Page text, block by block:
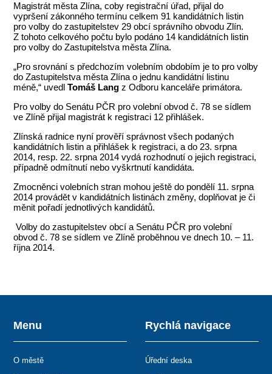
Magistrát města Zlína, coby registrační úřad, přijal do
vypršení zákonného termínu celkem 91 kandidátních listin
pro volby do zastupitelstev 29 obcí správního obvodu Zlín.
Z tohoto celkového počtu bylo podáno 14 kandidátních listin
pro volby do Zastupitelstva města Zlína.
„Pro srovnání s předchozím volebním obdobím je to pro volby
do Zastupitelstva města Zlína o jednu kandidátní listinu
méně,“ uvedlTomáš Lang z Odboru kanceláře primátora.
Pro volby do Senátu PČR pro volební obvod č. 78 se sídlem
ve Zlíně přijal magistrát k registraci 12 přihlášek.
Zlínská radnice nyní prověří správnost všech podaných
kandidátních listin a přihlášek k registraci, a do 23. srpna
2014, resp. 22. srpna 2014 vydá rozhodnutí o jejich registraci,
případně odmítnutí nebo vyškrtnutí kandidáta.
Zmocněnci volebních stran mohou ještě do pondělí 11. srpna
2014 provádět v kandidátních listinách změny, doplňovat je či
měnit pořadí jednotlivých kandidátů.
Volby do zastupitelstev obcí a Senátu PČR pro volební
obvod č. 78 se sídlem ve Zlíně proběhnou ve dnech 10. – 11.
října 2014.
Menu
O městě
Rychlá navigace
Úřední deska